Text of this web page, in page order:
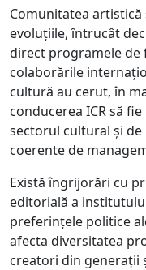
Comunitatea
evoluțiile, întrucât
direct programele
colaborările
cultură au cerut, în
conducerea ICR să
sectorul cultural și
coerente de
Există îngrijorări cu
editorială a
preferințele politice
afecta diversitatea
creatori din generații